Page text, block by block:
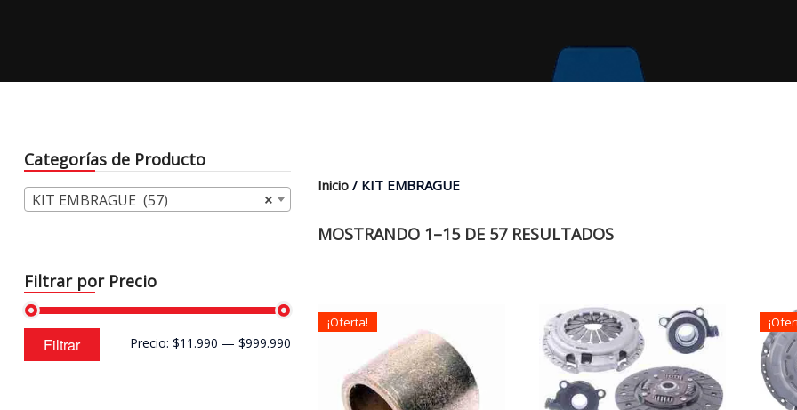
Categorías de Producto
×
KIT EMBRAGUE (57)
Filtrar por Precio
Precio
mínimo
Precio
máximo
Filtrar Precio: $11.990 — $999.990
Inicio / KIT EMBRAGUE
MOSTRANDO 1–15 DE 57 RESULTADOS
¡Oferta!